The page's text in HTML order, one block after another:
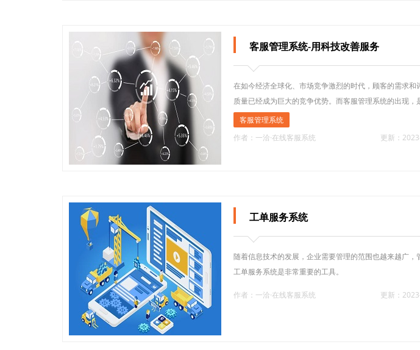
客服管理系统-用科技改善服务
在如今经济全球化、市场竞争激烈的时代，顾客的需求
质量已经成为巨大的竞争优势。而客服管理系统的出现，
客服管理系统
作者：一洽·在线客服系统
更新：
工单服务系统
随着信息技术的发展，企业需要管理的范围也越来越广
工单服务系统是非常重要的工具。
作者：一洽·在线客服系统 更新：